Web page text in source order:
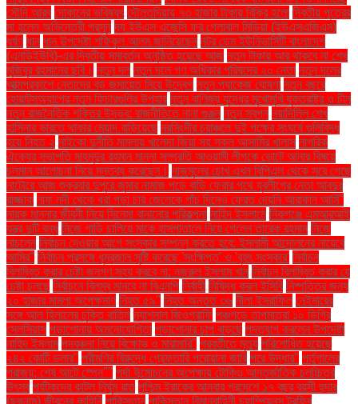
সৌদি আরব দোকানের ভবিষ্যৎ দৌলতদিয়ায় ৭৩ হাজার টাকায় বিক্রি হলো দ্বিতীয় পুত্রের
মা হলেন অভিনেত্রী প্রসূন দ্য ইউএস এজেন্সি ফর গ্লোবাল মিডিয়া (ইউএসএজিএম)
ধর্ষণ ধান ধান উপদেষ্টা শফিকুল আলম জানিয়েছেন নটর ডেম ইউনিভার্সিটি বাংলাদেশ
(এনডিইউবি)-এর দ্বিতীয় সমাবর্তন অনুষ্ঠিত হয়েছে আজ নতুন টাকায় আর থাকবে না শেখ
মুজিবুর রহমানের ছবি। নতুন দল নতুন দলে গণ অধিকার পরিষদের ২০ নেতা নতুন দলের
আত্মপ্রকাশে নেতাদের বড় জমায়েত নিয়ে উদ্বেগ নতুন প্যাকেজ ঘোষণা নতুন বছরে
হোয়াটসঅ্যাপের নতুন ফিচারগুলির উপহার নতুন বাণিজ্য যুদ্ধের মুখোমুখি যুক্তরাষ্ট্র ও চীন
নতুন রাজনৈতিক শক্তির উদ্ভব: রাজনীতিতে নানা গুঞ্জন নতুন স্বপ্ন নয়াদিল্লি শেখ
হাসিনার ভারতে থাকার মেয়াদ বাড়িয়েছে নরসিংদীর চরাঞ্চলে দুই পক্ষের সংঘর্ষে গুলিবিদ্ধ
হয়ে নিহত ২ নাইকো দুর্নীতি মামলায় খালেদা জিয়া সহ সকল আসামির খালাস নাগরিক
ঐক্যের সভাপতি মাহমুদুর রহমান মান্না সম্প্রতি আওয়ামী লীগকে ভোটে আনার বিষয়ে
চলমান আলোচনা নিয়ে মন্তব্য করেছেন। নাজমুলের চোখ এখন বিপিএল থেকে সরে গেছে
নাটোরে আজ শুক্রবার দুপুরে জুমার নামাজ পড়ে বাড়ি ফেরার পথে যুবলীগের নেতা আবদুর
রাজ্জাক নাফ নদী থেকে ধরা পড়া চার জেলেকে পাঁচ দিনেও ফেরত দেয়নি আরাকান আর্মি"
নায়ক মান্নার জীবনী নিয়ে সিনেমা বানানোর পরিকল্পনা নাহিদ ইসলামে নিকগঞ্জে এমআরআই
যন্ত্র দুটি বন্ধ নিজে গাড়ি চালিয়ে মাকে হাসপাতালে নিয়ে গেলেন তারেক রহমান নিজে
নাচলেন নির্বাচন দেওয়ার আগে সংস্কার সম্পন্ন করতে হবে: ইসলামী আন্দোলনের নায়েবে
আমির" নির্বাচন প্রসঙ্গে ধূম্রজাল সৃষ্টি করেছে 'সংক্ষিপ্ত' ও 'বৃহৎ সংস্কার' নির্বাচন
বিলম্বিত করার চেষ্টা জনগণ সহ্য করবে না: নজরুল ইসলাম খান নির্বাচন বিলম্বিত করার যে
চেষ্টা চলছে নির্বাচনে বিলম্ব মানবে না বিএনপি নির্বাহী নিষিদ্ধ করল ইসিবি নিষ্পত্তির জন্য
২০ হাজার মামলা অপেক্ষমাণ নিহত ৫৯" নিহত অন্তত ৩৬ নীলা ইসরাফিল নেইমারের
সঙ্গে আল হিলালের চুক্তি বাতিল ন্যাশনাল জিওগ্রাফি পঞ্চগড়ে তাপমাত্রা ১০ ডিগ্রি
সেলসিয়াস পড়াশোনায় অমনোযোগিতা পড়াশোনার চাপ বাড়ছে পদত্যাগ করলেন উপদেষ্টা
নাহিদ ইসলাম পদবঞ্চনা নিয়ে বিক্ষোভ ও মারামারি" পরবর্তীতে মৃত্যু পরিশোধিত হয়েছে
২৪২ কোটি ডলার" পরীমণির বিরুদ্ধে গ্রেফতারি পরোয়ানা জারি পরে উদ্ধার" পর্তুগালের
পরাজয়; শেষ আটে স্পেন"" পর্দা উন্মোচনের অপেক্ষায় টোকিও আন্তর্জাতিক চলচ্চিত্র
উৎসব পর্যটকদের কাটল নির্ঘুম রাত পশ্চিম ইরাকের আনবার প্রদেশে ১৭ বছর বয়সী হুদার
(ছদ্মনাম) জীবনের কাহিনি পাকিস্তান পাকিস্তান বিমানবাহিনী চ্যাম্পিয়নস ট্রফির